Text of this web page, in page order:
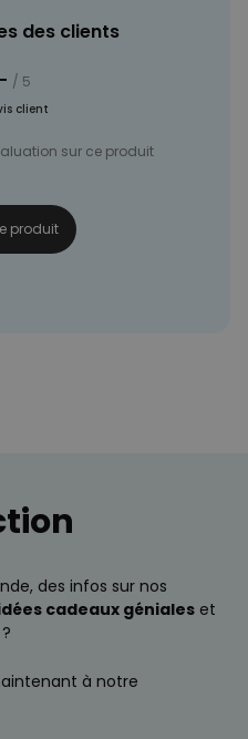
des clients
- / 5
client
sur ce produit
produit
des infos sur nos
cadeaux géniales et
?
à notre